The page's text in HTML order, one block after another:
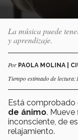
La música puede
y aprendizaje.
Por PAOLA MOLINA |
Tiempo estimado de
Está comprobado
de ánimo. Mueve
inconsciente, de
relajamiento.